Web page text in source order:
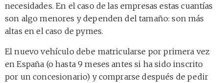
necesidades. En el caso de las empresas estas cuantías
son algo menores y dependen del tamaño: son más
altas en el caso de pymes.
El nuevo vehículo debe matricularse por primera vez
en España (o hasta 9 meses antes si ha sido inscrito
por un concesionario) y comprarse después de pedir